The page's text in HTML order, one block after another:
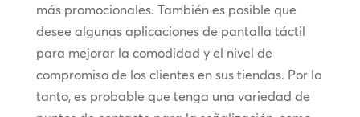
más promocionales. También es posible que
desee algunas aplicaciones de pantalla táctil
para mejorar la comodidad y el nivel de
compromiso de los clientes en sus tiendas. Por lo
tanto, es probable que tenga una variedad de